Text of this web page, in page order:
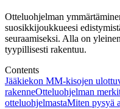
Otteluohjelman
suosikkijoukkueesi
seuraamiseksi. Alla on
tyypillisesti rakentuu.
Contents
Jääkiekon MM-kisojen
rakenneOtteluohjelman
otteluohjelmastaMiten pysyä